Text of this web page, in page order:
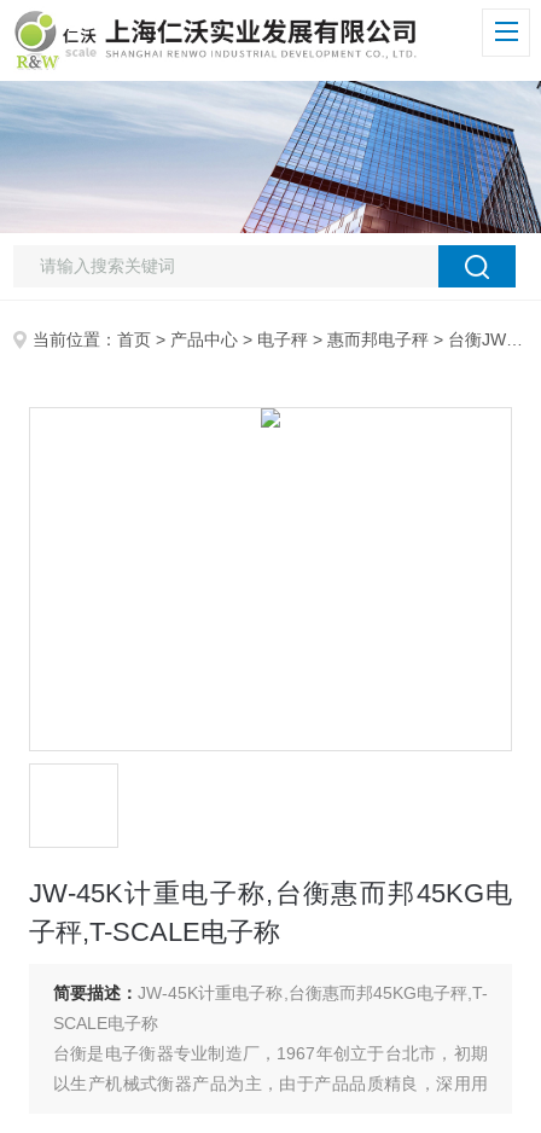
当前位置：首页 > 产品中心 > 电子秤 >惠而邦电子秤 > 台衡JW电子秤JW-45K计重电子称,台衡惠而邦45KG电子秤,T-SCALE电子称
JW-45K计重电子称,台衡惠而邦45KG电
子秤,T-SCALE电子称
简要描述：JW-45K计重电子称,台衡惠而邦45KG电子秤,T-
SCALE电子称
台衡是电子衡器专业制造厂，1967年创立于台北市，初期
以生产机械式衡器产品为主，由于产品品质精良，深用用